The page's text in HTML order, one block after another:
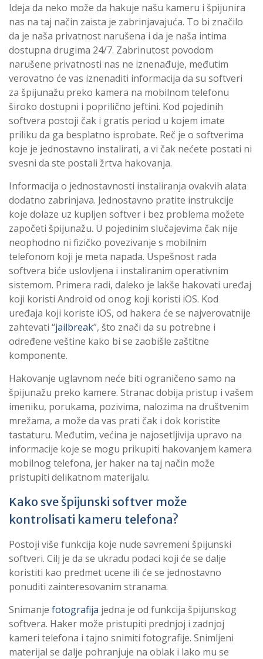
Ideja da neko može da hakuje našu kameru i špijunira
nas na taj način zaista je zabrinjavajuća. To bi značilo
da je naša privatnost narušena i da je naša intima
dostupna drugima 24/7. Zabrinutost povodom
narušene privatnosti nas ne iznenađuje, međutim
verovatno će vas iznenaditi informacija da su softveri
za špijunažu preko kamera na mobilnom telefonu
široko dostupni i poprilično jeftini. Kod pojedinih
softvera postoji čak i gratis period u kojem imate
priliku da ga besplatno isprobate. Reč je o softverima
koje je jednostavno instalirati, a vi čak nećete postati ni
svesni da ste postali žrtva hakovanja.
Informacija o jednostavnosti instaliranja ovakvih alata
dodatno zabrinjava. Jednostavno pratite instrukcije
koje dolaze uz kupljen softver i bez problema možete
započeti špijunažu. U pojedinim slučajevima čak nije
neophodno ni fizičko povezivanje s mobilnim
telefonom koji je meta napada. Uspešnost rada
softvera biće uslovljena i instaliranim operativnim
sistemom. Primera radi, daleko je lakše hakovati uređaj
koji koristi Android od onog koji koristi iOS. Kod
uređaja koji koriste iOS, od hakera će se najverovatnije
zahtevati “jailbreak”, što znači da su potrebne i
određene veštine kako bi se zaobišle zaštitne
komponente.
Hakovanje uglavnom neće biti ograničeno samo na
špijunažu preko kamere. Stranac dobija pristup i vašem
imeniku, porukama, pozivima, nalozima na društvenim
mrežama, a može da vas prati čak i dok koristite
tastaturu. Međutim, većina je najosetljivija upravo na
informacije koje se mogu prikupiti hakovanjem kamera
mobilnog telefona, jer haker na taj način može
pristupiti delikatnom materijalu.
Kako sve špijunski softver može
kontrolisati kameru telefona?
Postoji više funkcija koje nude savremeni špijunski
softveri. Cilj je da se ukradu podaci koji će se dalje
koristiti kao predmet ucene ili će se jednostavno
ponuditi zainteresovanim stranama.
Snimanje fotografija jedna je od funkcija špijunskog
softvera. Haker može pristupiti prednjoj i zadnjoj
kameri telefona i tajno snimiti fotografije. Snimljeni
materijal se dalje pohranjuje na oblak i lako mu se